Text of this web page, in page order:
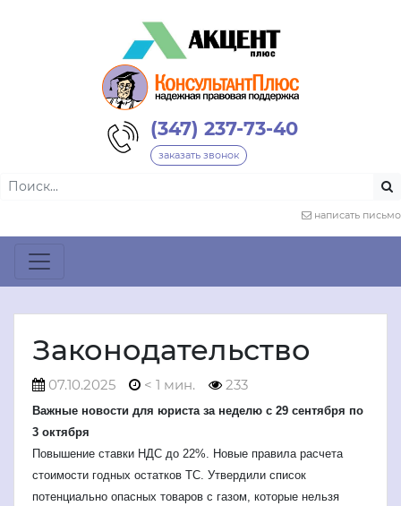
(347) 237-73-40
заказать звонок
написать письмо
Законодательство
07.10.2025 < 1 мин. 233
Важные новости для юриста за неделю с 29 сентября по
3 октября
Повышение ставки НДС до 22%. Новые правила расчета
стоимости годных остатков ТС. Утвердили список
потенциально опасных товаров с газом, которые нельзя